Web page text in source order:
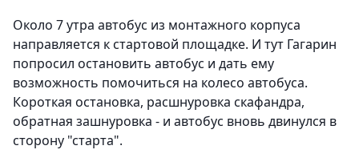
Около 7 утра автобус из монтажного корпуса
направляется к стартовой площадке. И тут Гагарин
попросил остановить автобус и дать ему
возможность помочиться на колесо автобуса.
Короткая остановка, расшнуровка скафандра,
обратная зашнуровка - и автобус вновь двинулся в
сторону "старта".